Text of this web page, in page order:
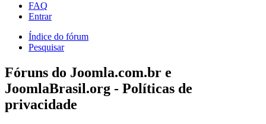
FAQ
Entrar
Índice do fórum
Pesquisar
Fóruns do Joomla.com.br e
JoomlaBrasil.org - Políticas de
privacidade